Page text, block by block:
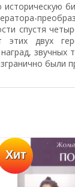
историческую
спустя
этих двух
звучных
были
Хит